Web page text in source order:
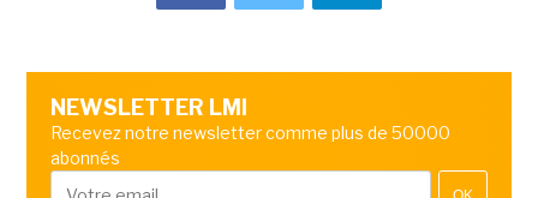
NEWSLETTER LMI
Recevez notre newsletter comme plus de 50000
abonnés